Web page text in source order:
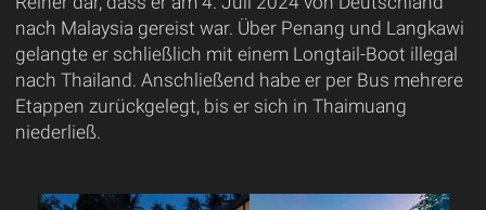
nach Malaysia gereist war. Über Penang und Langkawi
gelangte er schließlich mit einem Longtail-Boot illegal
nach Thailand. Anschließend habe er per Bus mehrere
Etappen zurückgelegt, bis er sich in Thaimuang
niederließ.